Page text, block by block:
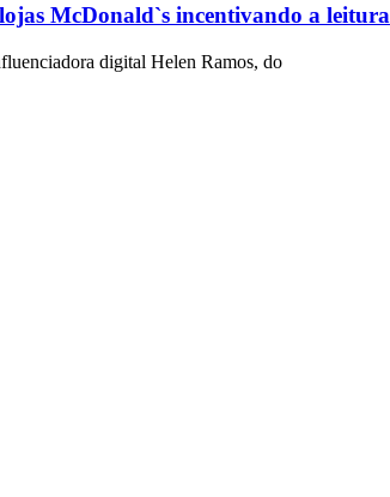
McDonald`s incentivando a leitura
digital Helen Ramos, do